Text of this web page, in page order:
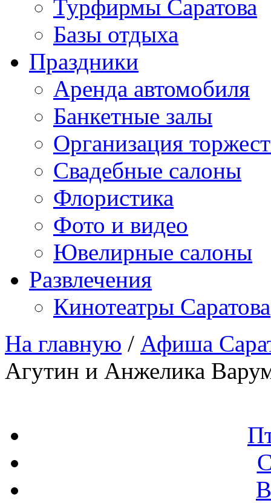
Турфирмы Саратова
Базы отдыха
Праздники
Аренда автомобиля
Банкетные залы
Организация
Свадебные салоны
Флористика
Фото и видео
Ювелирные салоны
Развлечения
Кинотеатры Саратова
На главную / Афиша
Агутин и Анжелика